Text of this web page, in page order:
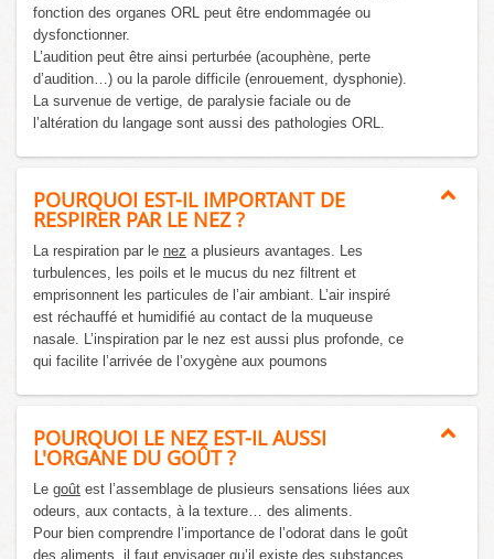
fonction des organes ORL peut être endommagée ou
dysfonctionner.
L’audition peut être ainsi perturbée (acouphène, perte
d’audition…) ou la parole difficile (enrouement, dysphonie).
La survenue de vertige, de paralysie faciale ou de
l’altération du langage sont aussi des pathologies ORL.
POURQUOI EST-IL IMPORTANT DE
RESPIRER PAR LE NEZ ?
La respiration par le nez a plusieurs avantages. Les
turbulences, les poils et le mucus du nez filtrent et
emprisonnent les particules de l’air ambiant. L’air inspiré
est réchauffé et humidifié au contact de la muqueuse
nasale. L’inspiration par le nez est aussi plus profonde, ce
qui facilite l’arrivée de l’oxygène aux poumons
POURQUOI LE NEZ EST-IL AUSSI
L'ORGANE DU GOÛT ?
Le goût est l’assemblage de plusieurs sensations liées aux
odeurs, aux contacts, à la texture… des aliments.
Pour bien comprendre l’importance de l’odorat dans le goût
des aliments, il faut envisager qu’il existe des substances